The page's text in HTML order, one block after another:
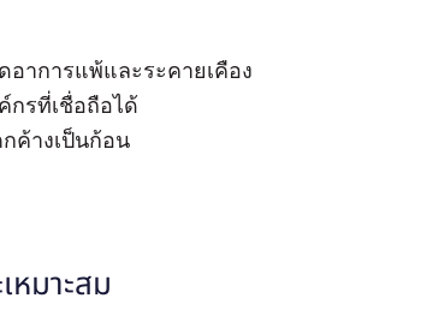
าการแพ้และระคายเคือง
กรที่เชื่อถือได้
ค้างเป็นก้อน
มาะสม